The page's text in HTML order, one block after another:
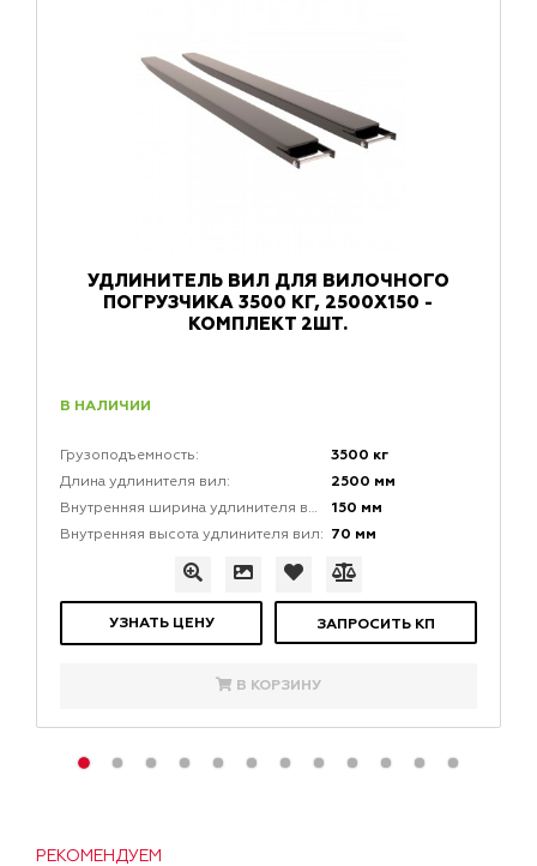
УДЛИНИТЕЛЬ ВИЛ ДЛЯ ВИЛОЧНОГО
ПОГРУЗЧИКА 3500 КГ, 2500X150 -
КОМПЛЕКТ 2ШТ.
В НАЛИЧИИ
Грузоподъемность: 3500 кг
Длина удлинителя вил: 2500 мм
Внутренняя ширина удлинителя вил: 150 мм
Внутренняя высота удлинителя вил: 70 мм
УЗНАТЬ ЦЕНУ ЗАПРОСИТЬ КП
В КОРЗИНУ
РЕКОМЕНДУЕМ